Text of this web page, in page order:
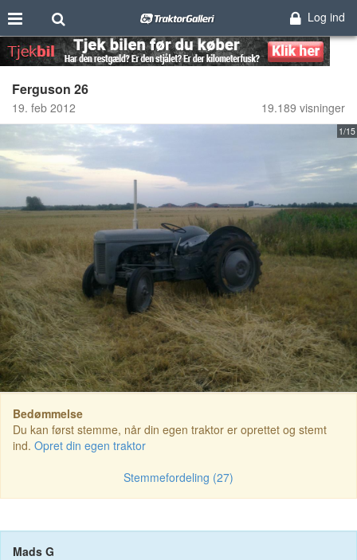
Log ind
Ferguson 26
19. feb 2012 19.189 visninger
1/15
Bedømmelse
Du kan først stemme, når din egen traktor er oprettet og stemt
ind. Opret din egen traktor
Stemmefordeling (27)
Mads G